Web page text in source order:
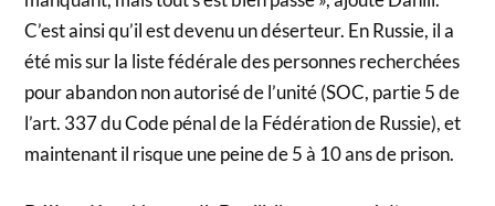
C’est ainsi qu’il est devenu un déserteur. En Russie, il a
été mis sur la liste fédérale des personnes recherchées
pour abandon non autorisé de l’unité (SOC, partie 5 de
l’art. 337 du Code pénal de la Fédération de Russie), et
maintenant il risque une peine de 5 à 10 ans de prison.